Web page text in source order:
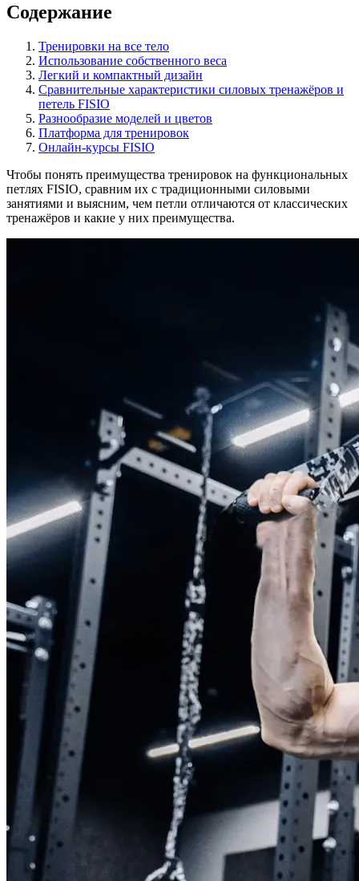
Содержание
Тренировки на все тело
Использование собственного веса
Легкий и компактный дизайн
Сравнительные характеристики силовых тренажёров и
петель FISIO
Разнообразие моделей и цветов
Платформа для тренировок
Онлайн-курсы FISIO
Чтобы понять преимущества тренировок на функциональных
петлях FISIO, сравним их с традиционными силовыми
занятиями и выясним, чем петли отличаются от классических
тренажёров и какие у них преимущества.